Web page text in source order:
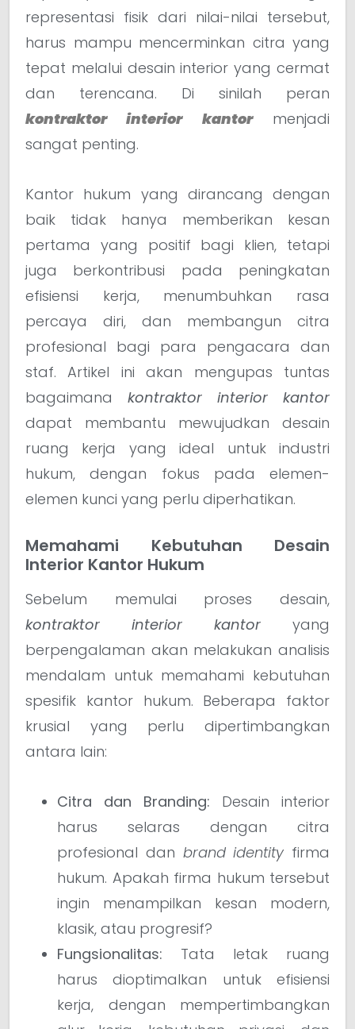
representasi fisik dari nilai-nilai tersebut,
harus mampu mencerminkan citra yang
tepat melalui desain interior yang cermat
dan terencana. Di sinilah peran
kontraktor interior kantor
menjadi
sangat penting.
Kantor hukum yang dirancang dengan
baik tidak hanya memberikan kesan
pertama yang positif bagi klien, tetapi
juga berkontribusi pada peningkatan
efisiensi kerja, menumbuhkan rasa
percaya diri, dan membangun citra
profesional bagi para pengacara dan
staf. Artikel ini akan mengupas tuntas
bagaimana kontraktor interior kantor
dapat membantu mewujudkan desain
ruang kerja yang ideal untuk industri
hukum, dengan fokus pada elemen-
elemen kunci yang perlu diperhatikan.
Memahami Kebutuhan Desain
Interior Kantor Hukum
Sebelum memulai proses desain,
kontraktor interior kantor yang
berpengalaman akan melakukan analisis
mendalam untuk memahami kebutuhan
spesifik kantor hukum. Beberapa faktor
krusial yang perlu dipertimbangkan
antara lain:
Citra dan Branding: Desain interior
harus selaras dengan citra
profesional dan brand identity firma
hukum. Apakah firma hukum tersebut
ingin menampilkan kesan modern,
klasik, atau progresif?
Fungsionalitas: Tata letak ruang
harus dioptimalkan untuk efisiensi
kerja, dengan mempertimbangkan